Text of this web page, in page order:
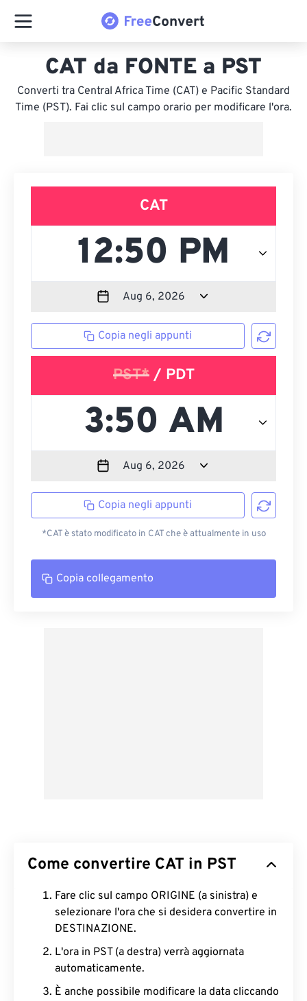
CAT da FONTE a PST
Converti tra Central Africa Time (CAT) e Pacific Standard
Time (PST). Fai clic sul campo orario per modificare l'ora.
CAT
Copia negli appunti
PST*/ PDT
Copia negli appunti
*CAT è stato modificato in CAT che è attualmente in uso
Copia collegamento
Come convertire CAT in PST
Fare clic sul campo ORIGINE (a sinistra) e
selezionare l'ora che si desidera convertire in
DESTINAZIONE.
L'ora in PST (a destra) verrà aggiornata
automaticamente.
È anche possibile modificare la data cliccando